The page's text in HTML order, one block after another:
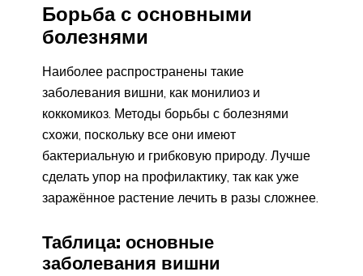
Борьба с основными
болезнями
Наиболее распространены такие
заболевания вишни, как монилиоз и
коккомикоз. Методы борьбы с болезнями
схожи, поскольку все они имеют
бактериальную и грибковую природу. Лучше
сделать упор на профилактику, так как уже
заражённое растение лечить в разы сложнее.
Таблица: основные
заболевания вишни